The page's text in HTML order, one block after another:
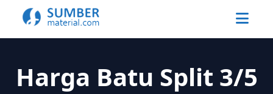
Harga Batu Split 3/5